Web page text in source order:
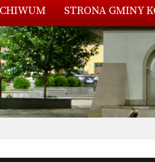
STRONA GMINY